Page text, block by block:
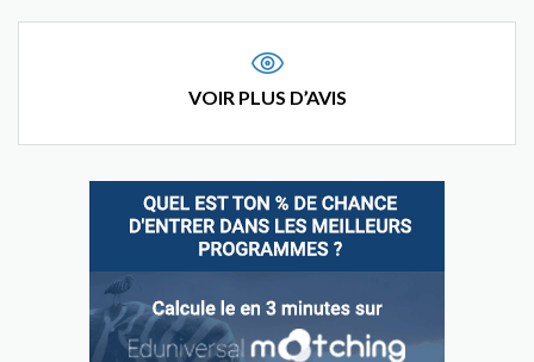
VOIR PLUS D’AVIS